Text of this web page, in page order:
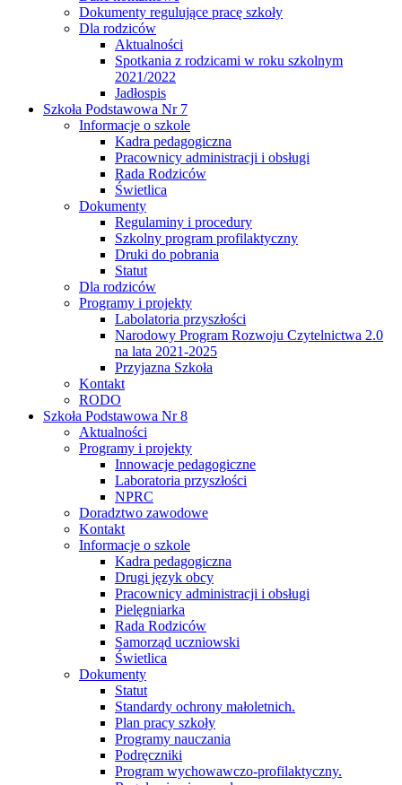
Dokumenty regulujące pracę szkoły
Dla rodziców
Aktualności
Spotkania z rodzicami w roku szkolnym
2021/2022
Jadłospis
Szkoła Podstawowa Nr 7
Informacje o szkole
Kadra pedagogiczna
Pracownicy administracji i obsługi
Rada Rodziców
Świetlica
Dokumenty
Regulaminy i procedury
Szkolny program profilaktyczny
Druki do pobrania
Statut
Dla rodziców
Programy i projekty
Labolatoria przyszłości
Narodowy Program Rozwoju Czytelnictwa 2.0
na lata 2021-2025
Przyjazna Szkoła
Kontakt
RODO
Szkoła Podstawowa Nr 8
Aktualności
Programy i projekty
Innowacje pedagogiczne
Laboratoria przyszłości
NPRC
Doradztwo zawodowe
Kontakt
Informacje o szkole
Kadra pedagogiczna
Drugi język obcy
Pracownicy administracji i obsługi
Pielęgniarka
Rada Rodziców
Samorząd uczniowski
Świetlica
Dokumenty
Statut
Standardy ochrony małoletnich.
Plan pracy szkoły
Programy nauczania
Podręczniki
Program wychowawczo-profilaktyczny.